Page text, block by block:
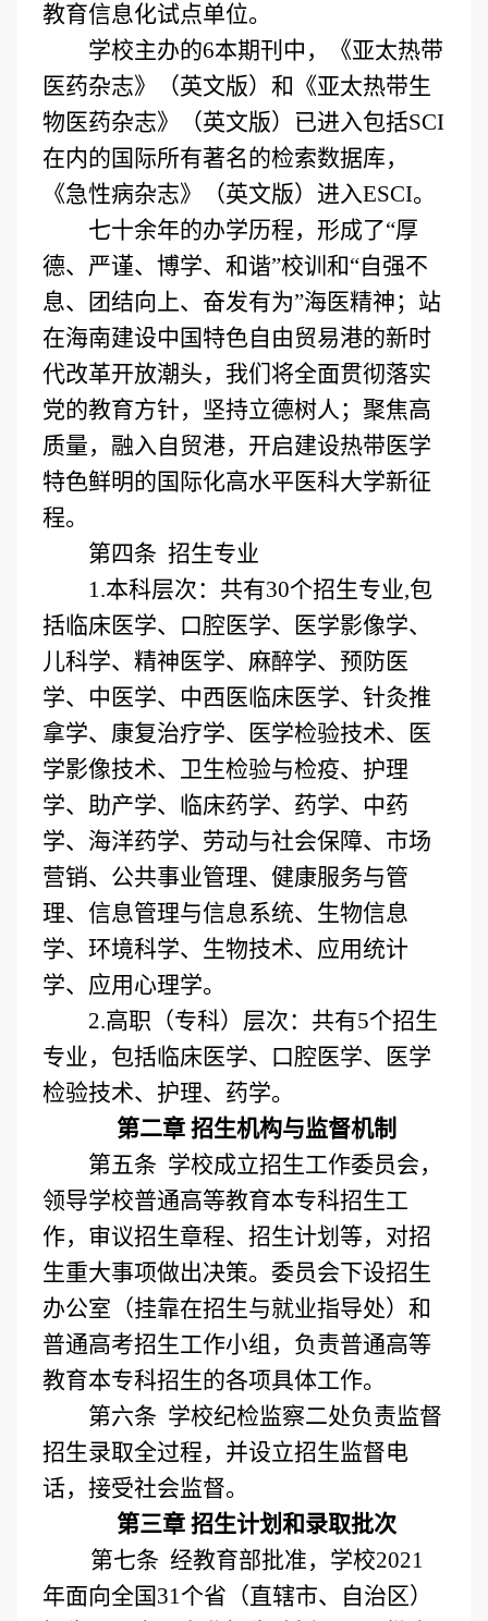
教育信息化试点单位。
学校主办的6本期刊中，《亚太热带
医药杂志》（英文版）和《亚太热带生
物医药杂志》（英文版）已进入包括SCI
在内的国际所有著名的检索数据库，
《急性病杂志》（英文版）进入ESCI。
七十余年的办学历程，形成了“厚
德、严谨、博学、和谐”校训和“自强不
息、团结向上、奋发有为”海医精神；站
在海南建设中国特色自由贸易港的新时
代改革开放潮头，我们将全面贯彻落实
党的教育方针，坚持立德树人；聚焦高
质量，融入自贸港，开启建设热带医学
特色鲜明的国际化高水平医科大学新征
程。
第四条 招生专业
1.本科层次：共有30个招生专业,包
括临床医学、口腔医学、医学影像学、
儿科学、精神医学、麻醉学、预防医
学、中医学、中西医临床医学、针灸推
拿学、康复治疗学、医学检验技术、医
学影像技术、卫生检验与检疫、护理
学、助产学、临床药学、药学、中药
学、海洋药学、劳动与社会保障、市场
营销、公共事业管理、健康服务与管
理、信息管理与信息系统、生物信息
学、环境科学、生物技术、应用统计
学、应用心理学。
2.高职（专科）层次：共有5个招生
专业，包括临床医学、口腔医学、医学
检验技术、护理、药学。
第二章 招生机构与监督机制
第五条 学校成立招生工作委员会，
领导学校普通高等教育本专科招生工
作，审议招生章程、招生计划等，对招
生重大事项做出决策。委员会下设招生
办公室（挂靠在招生与就业指导处）和
普通高考招生工作小组，负责普通高等
教育本专科招生的各项具体工作。
第六条 学校纪检监察二处负责监督
招生录取全过程，并设立招生监督电
话，接受社会监督。
第三章 招生计划和录取批次
第七条 经教育部批准，学校2021
年面向全国31个省 （直辖市、自治区）